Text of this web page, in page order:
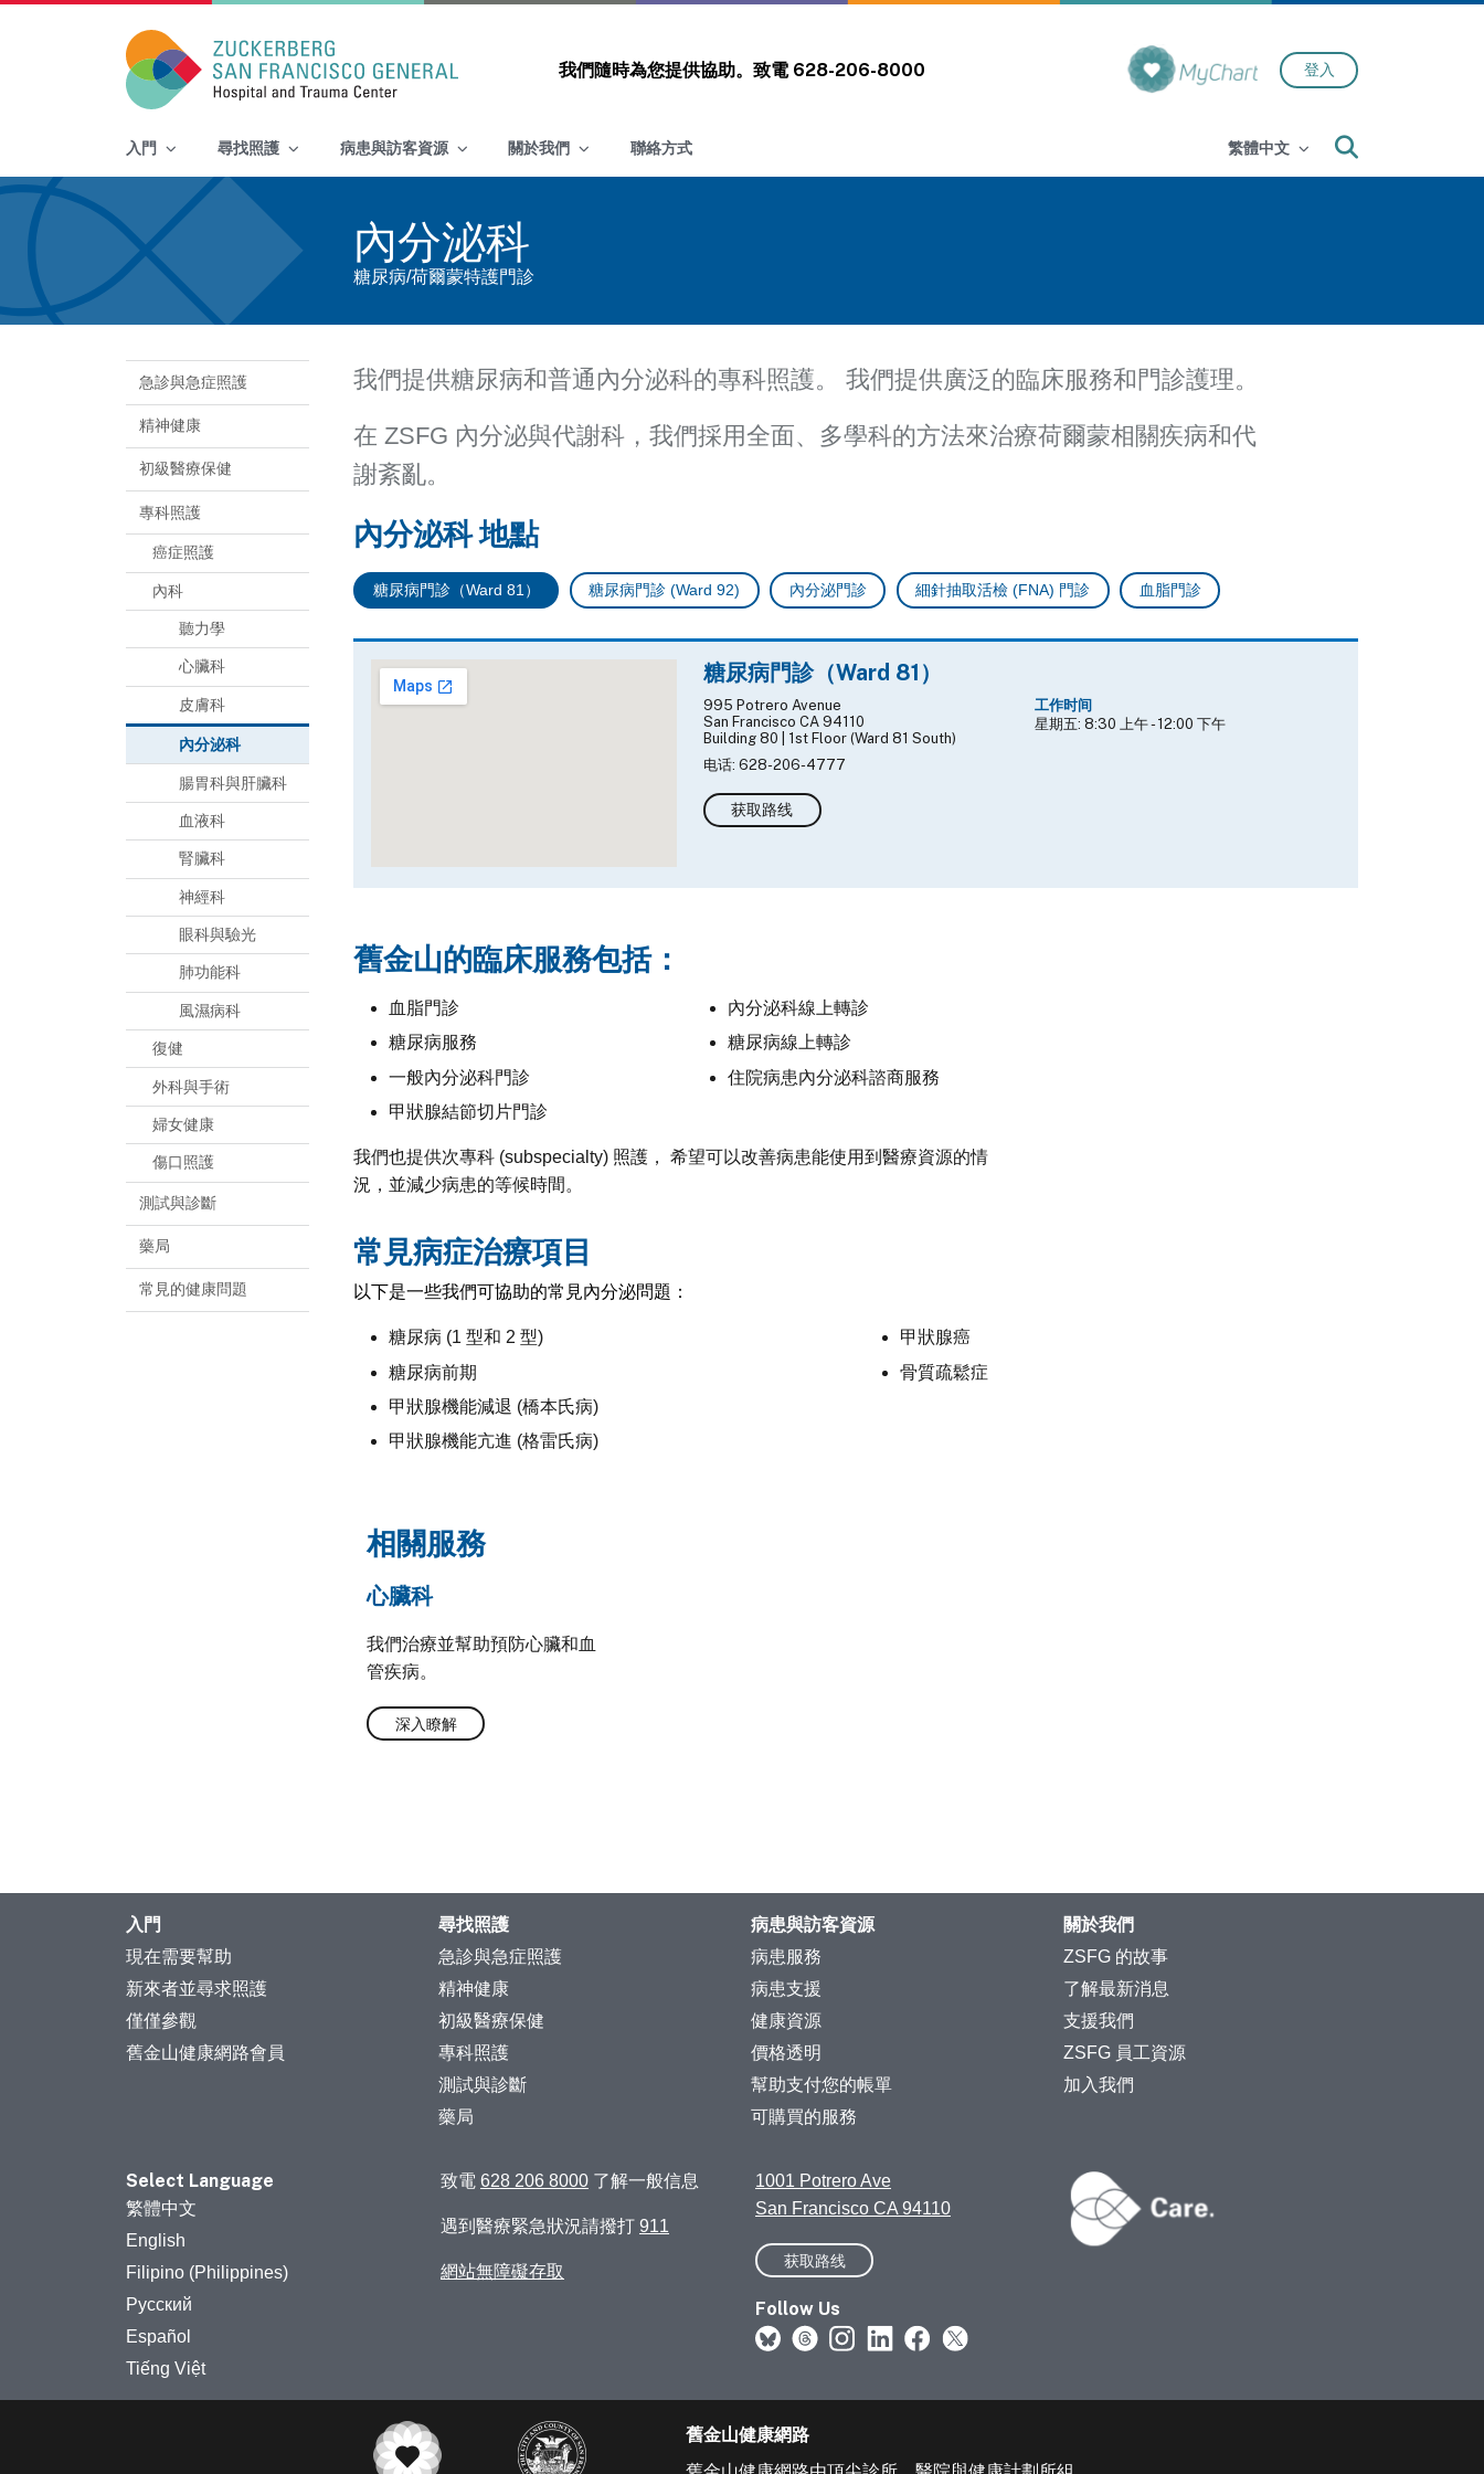
Skip to content
Main Navigation
我們隨時為您提供協助。致電 628-206-8000 登入
入門 尋找照護 病患與訪客資源 關於我們 聯絡方式 繁體中文
內分泌科
糖尿病/荷爾蒙特護門診
急診與急症照護
精神健康
初級醫療保健
專科照護
癌症照護
內科
聽力學
心臟科
皮膚科
內分泌科
腸胃科與肝臟科
血液科
腎臟科
神經科
眼科與驗光
肺功能科
風濕病科
復健
外科與手術
婦女健康
傷口照護
測試與診斷
藥局
常見的健康問題
我們提供糖尿病和普通內分泌科的專科照護。 我們提供廣泛的臨床服務和門診護理。
在 ZSFG 內分泌與代謝科，我們採用全面、多學科的方法來治療荷爾蒙相關疾病和代
謝紊亂。
內分泌科 地點
糖尿病門診（Ward 81） 糖尿病門診 (Ward 92) 內分泌門診 細針抽取活檢 (FNA) 門診 血脂門診
糖尿病門診（Ward 81）
995 Potrero Avenue
San Francisco CA 94110
Building 80 | 1st Floor (Ward 81 South)
电话: 628-206-4777
获取路线
工作时间
星期五:8:30 上午- 12:00 下午
舊金山的臨床服務包括：
血脂門診
糖尿病服務
一般內分泌科門診
甲狀腺結節切片門診
內分泌科線上轉診
糖尿病線上轉診
住院病患內分泌科諮商服務
我們也提供次專科 (subspecialty) 照護， 希望可以改善病患能使用到醫療資源的情
況，並減少病患的等候時間。
常見病症治療項目
以下是一些我們可協助的常見內分泌問題：
糖尿病 (1 型和 2 型)
糖尿病前期
甲狀腺機能減退 (橋本氏病)
甲狀腺機能亢進 (格雷氏病)
甲狀腺癌
骨質疏鬆症
相關服務
心臟科
我們治療並幫助預防心臟和血
管疾病。
深入瞭解
入門
現在需要幫助
新來者並尋求照護
僅僅參觀
舊金山健康網路會員
尋找照護
急診與急症照護
精神健康
初級醫療保健
專科照護
測試與診斷
藥局
病患與訪客資源
病患服務
病患支援
健康資源
價格透明
幫助支付您的帳單
可購買的服務
關於我們
ZSFG 的故事
了解最新消息
支援我們
ZSFG 員工資源
加入我們
Select Language
繁體中文
English
Filipino (Philippines)
Русский
Español
Tiếng Việt
致電 628 206 8000 了解一般信息
遇到醫療緊急狀況請撥打 911
網站無障礙存取
1001 Potrero Ave
San Francisco CA 94110
获取路线
Follow Us
舊金山健康網路